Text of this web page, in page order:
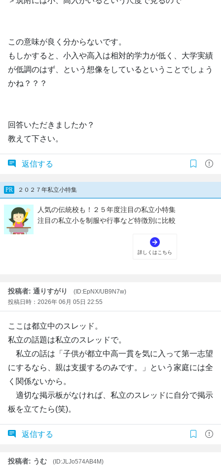
この意味が良く分からないです。
もしかすると、小入や高入は相対的学力が低く、大学実績
が低調のはず、という想像をしているということでしょう
かね？？？
回答いただきましたか？
教えて下さい。
返信する
投稿者: 通りすがり
(ID:EpNX/UB9N7w)
投稿日時：2026年 06月 05日 22:55
ここは都立中のスレッド。
私立の話題は私立のスレッドで。
私立の話は「子供が都立中高一貫を気に入って第一志望
にするなら、親は支援するのみです。」という家庭には全
く関係ないから。
適切な掲示板がなければ、私立のスレッドに自分で掲示
板を立てたら(笑)。
返信する
投稿者: うむ
(ID:JLJo574AB4M)